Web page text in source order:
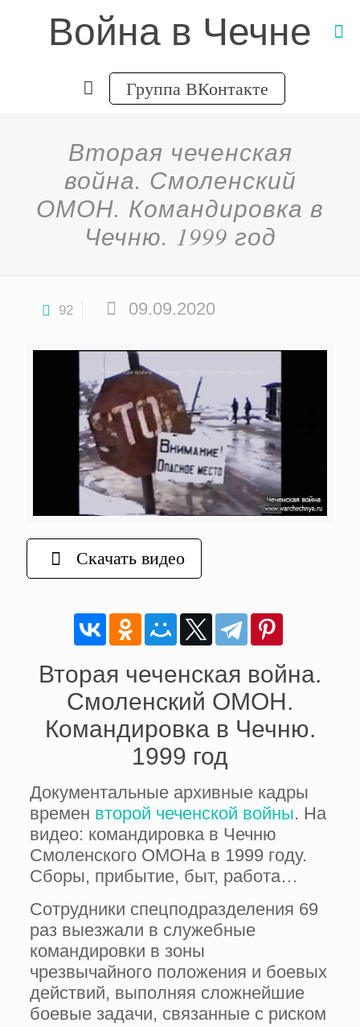
Война в Чечне
Группа ВКонтакте
Вторая чеченская
война. Смоленский
ОМОН. Командировка в
Чечню. 1999 год
92 09.09.2020
Скачать видео
Вторая чеченская война.
Смоленский ОМОН.
Командировка в Чечню.
1999 год
Документальные архивные кадры
времен второй чеченской войны. На
видео: командировка в Чечню
Смоленского ОМОНа в 1999 году.
Сборы, прибытие, быт, работа…
Сотрудники спецподразделения 69
раз выезжали в служебные
командировки в зоны
чрезвычайного положения и боевых
действий, выполняя сложнейшие
боевые задачи, связанные с риском